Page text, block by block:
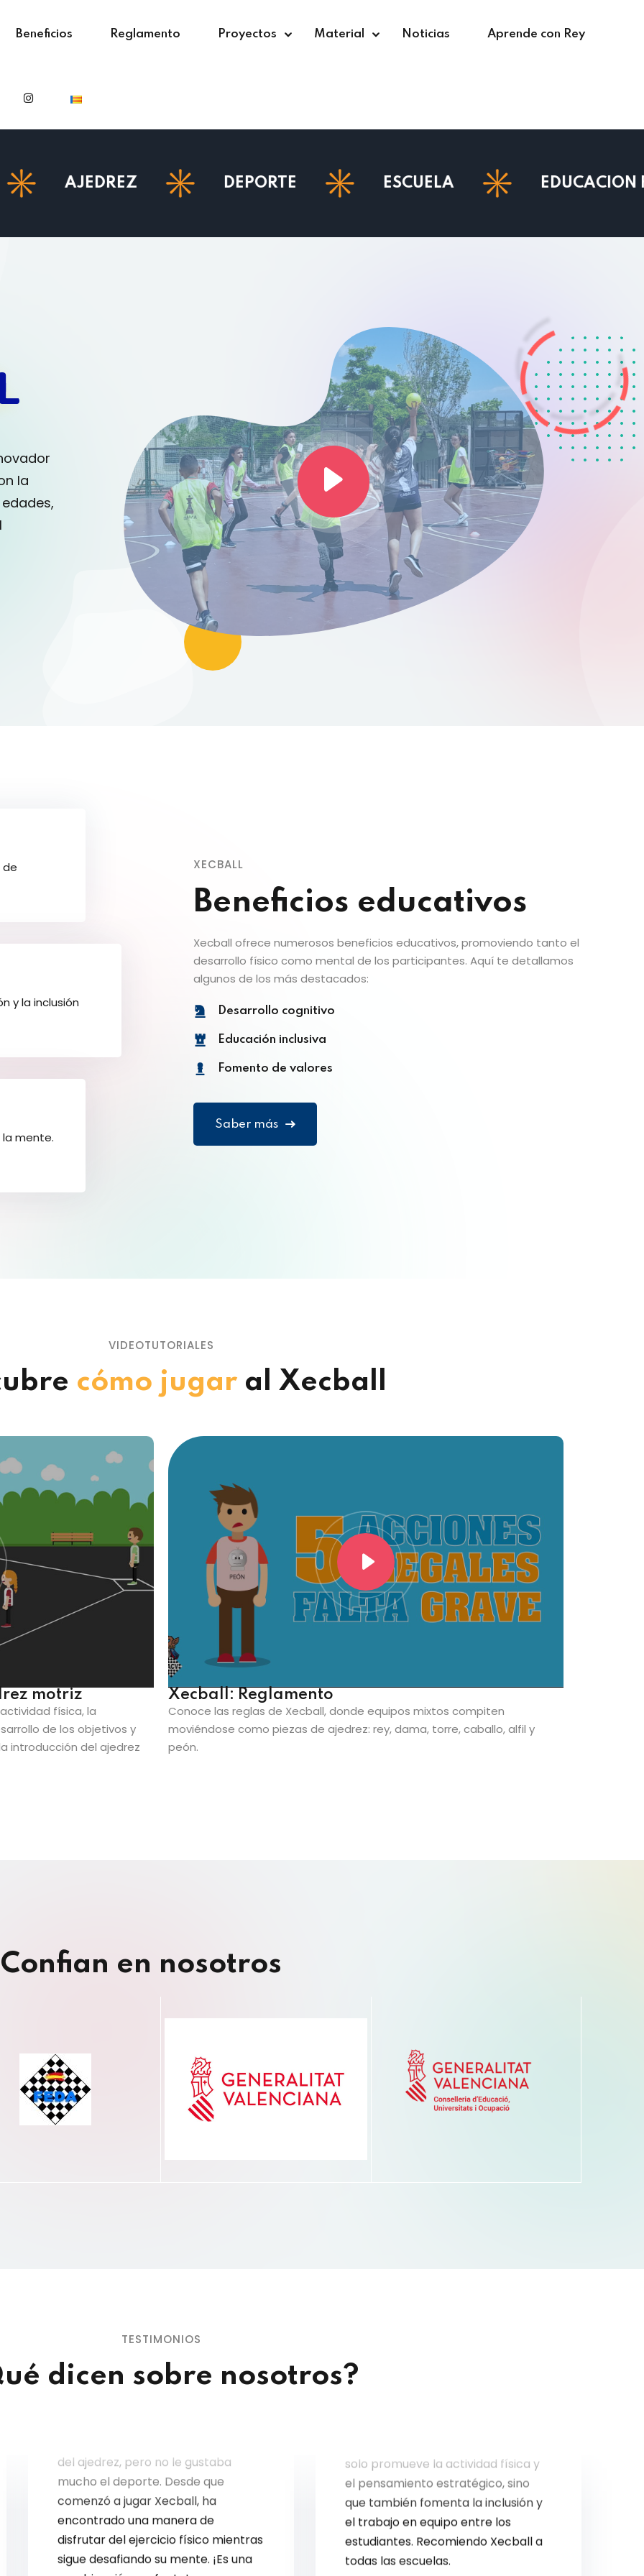
Beneficios Reglamento Proyectos Material Noticias Aprende con Rey
DEPORTE ESCUELA EDUCACIÓN FÍSICA
la
de
y la inclusión
mente.
XECBALL
Beneficios educativos
Xecball ofrece numerosos beneficios educativos, promoviendo tanto el
desarrollo físico como mental de los participantes. Aquí te detallamos
algunos de los más destacados:
Desarrollo cognitivo
Educación inclusiva
Fomento de valores
Saber más
VIDEOTUTORIALES
cómo jugaral Xecball
motriz
física, la
de los objetivos y
introducción del ajedrez
Xecball: Reglamento
Conoce las reglas de Xecball, donde equipos mixtos compiten
moviéndose como piezas de ajedrez: rey, dama, torre, caballo, alfil y
peón.
Confian en nosotros
TESTIMONIOS
dicen sobre nosotros?
mucho el deporte. Desde que
comenzó a jugar Xecball, ha
encontrado una manera de
disfrutar del ejercicio físico mientras
sigue desafiando su mente. ¡Es una
combinación perfecta!
el pensamiento estratégico, sino
que también fomenta la inclusión y
el trabajo en equipo entre los
estudiantes. Recomiendo Xecball a
todas las escuelas.